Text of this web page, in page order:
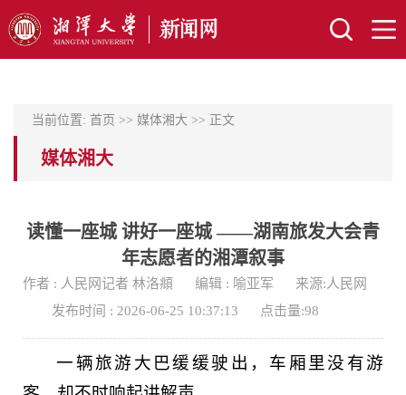
当前位置: 首页 >> 媒体湘大 >> 正文
媒体湘大
读懂一座城 讲好一座城 ——湖南旅发大会青
年志愿者的湘潭叙事
作者 : 人民网记者 林洛頫 编辑 : 喻亚军
来源:人民网
发布时间 : 2026-06-25 10:37:13
点击量:98
一辆旅游大巴缓缓驶出，车厢里没有游